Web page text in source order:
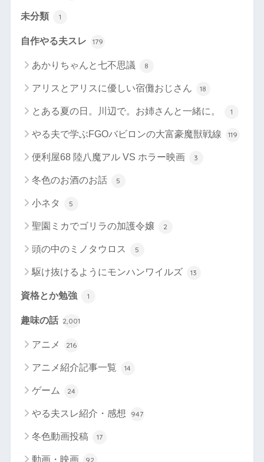
未分類 1
自作やる夫スレ 179
あかりちゃんと七不思議 8
アリスとアリスに優しい宿儺おじさん 18
とある夏の日。川辺で。お姉さんと一緒に。 1
やる夫で学ぶFGOバビロンの大富豪魔獣戦線 119
便利屋68 陸八魔アル VS ホラー映画 3
冬色のお酒のお話 5
小ネタ 5
聖園ミカでゴリラの加護令嬢 2
頭の中のミノタウロス 5
駆け抜けるようにモンハンワイルズ 13
資格とか勉強 1
趣味の話 2,001
アニメ 216
アニメ紹介記事一覧 14
ゲーム 24
やる夫スレ紹介・感想 947
冬色動画投稿 17
動画・映画 92